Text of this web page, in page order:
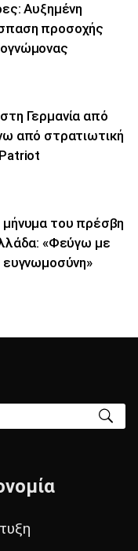
Αυξημένη
προσοχής
Γερμανία από
από στρατιωτική
μήνυμα του πρέσβη
«Φεύγω με
ευγνωμοσύνη»